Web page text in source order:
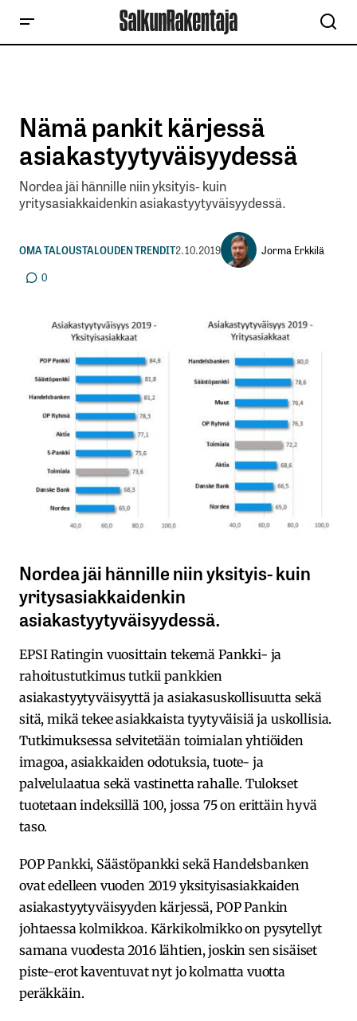
Nämä pankit kärjessä
asiakastyytyväisyydessä
Nordea jäi hännille niin yksityis- kuin
yritysasiakkaidenkin asiakastyytyväisyydessä.
OMA TALOUSTALOUDEN TRENDIT2.10.2019
Jorma Erkkilä
0
Nordea jäi hännille niin yksityis- kuin
yritysasiakkaidenkin
asiakastyytyväisyydessä.
EPSI Ratingin vuosittain tekemä Pankki- ja
rahoitustutkimus tutkii pankkien
asiakastyytyväisyyttä ja asiakasuskollisuutta sekä
sitä, mikä tekee asiakkaista tyytyväisiä ja uskollisia.
Tutkimuksessa selvitetään toimialan yhtiöiden
imagoa, asiakkaiden odotuksia, tuote- ja
palvelulaatua sekä vastinetta rahalle. Tulokset
tuotetaan indeksillä 100, jossa 75 on erittäin hyvä
taso.
POP Pankki, Säästöpankki sekä Handelsbanken
ovat edelleen vuoden 2019 yksityisasiakkaiden
asiakastyytyväisyyden kärjessä, POP Pankin
johtaessa kolmikkoa. Kärkikolmikko on pysytellyt
samana vuodesta 2016 lähtien, joskin sen sisäiset
piste-erot kaventuvat nyt jo kolmatta vuotta
peräkkäin.